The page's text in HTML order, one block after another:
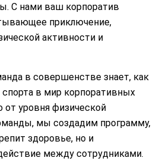
С нами ваш корпоратив
приключение,
активности и
в совершенстве знает, как
в мир корпоративных
уровня физической
мы создадим программу,
здоровье, но и
между сотрудниками.